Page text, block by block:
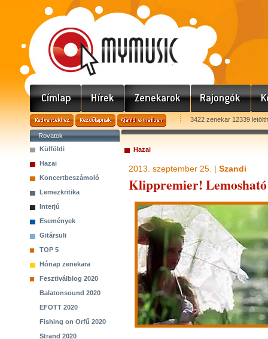
3422 zenekar 12339
Rovatok
Külföldi
Hazai
Koncertbeszámoló
Lemezkritika
Interjú
Események
Gitársuli
TOP 5
Hónap zenekara
Fesztiválblog 2020
Balatonsound 2020
EFOTT 2020
Fishing on Orfű 2020
Strand 2020
Hazai
2013. szeptember 25. | Szandi
Klippremier!